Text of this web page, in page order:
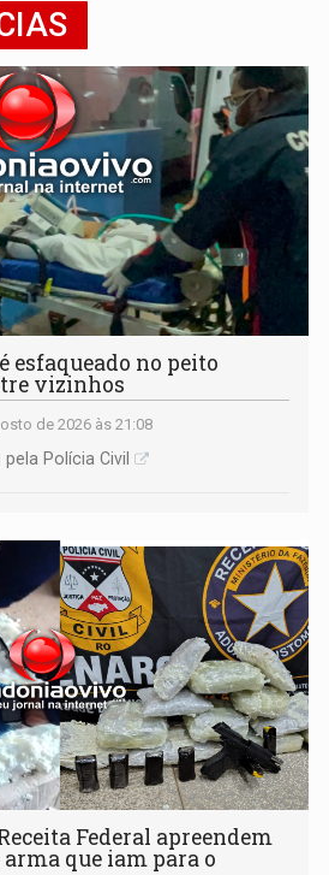
esfaqueado no peito
vizinhos
de 2026 às 21:08
Polícia Civil
Federal apreendem
que iam para o